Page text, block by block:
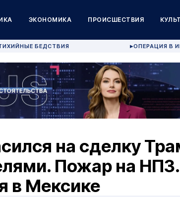
ЭКОНОМИКА ПРОИСШЕСТВИЯ
БЕДСТВИЯ ▶ОПЕРАЦИЯ В
на сделку
Пожар на НПЗ.
в Мексике